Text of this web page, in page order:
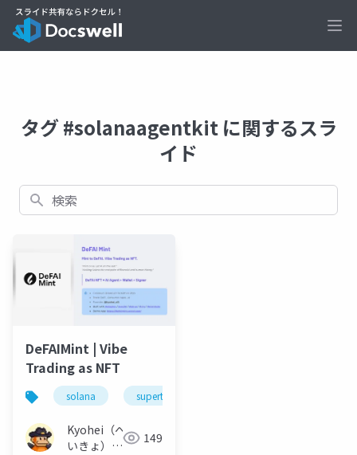
タグ #solanaagentkit に関するスラ
イド
検索
DeFAIMint | Vibe
Trading as NFT
solana superteam
Kyohei（へ
いきょ） /
149